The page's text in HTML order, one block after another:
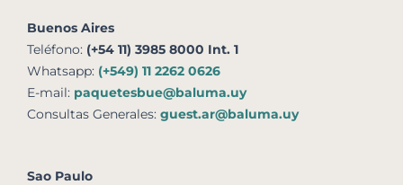
Buenos Aires
Teléfono: (+54 11) 3985 8000 Int. 1
Whatsapp: (+549) 11 2262 0626
E-mail: paquetesbue@baluma.uy
Consultas Generales: guest.ar@baluma.uy
Sao Paulo